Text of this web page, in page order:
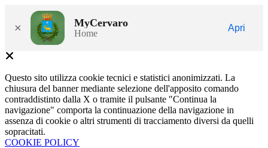
× MyCervaro
Home
Apri
Questo sito utilizza cookie tecnici e statistici anonimizzati. La
chiusura del banner mediante selezione dell'apposito comando
contraddistinto dalla X o tramite il pulsante "Continua la
navigazione" comporta la continuazione della navigazione in
assenza di cookie o altri strumenti di tracciamento diversi da quelli
sopracitati.
COOKIE POLICY